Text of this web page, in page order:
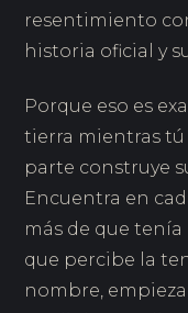
resentimiento
historia oficial y
Porque eso es
tierra mientras tú
parte construye
Encuentra en
más de que tenía
que percibe la
nombre,